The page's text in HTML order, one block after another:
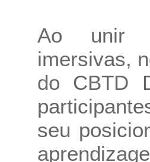
Ao unir
imersivas,
do CBTD
seu